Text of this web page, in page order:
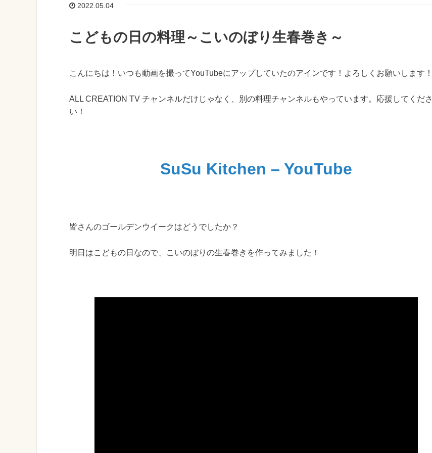
2022.05.04
こどもの日の料理～こいのぼり生春巻き～
こんにちは！いつも動画を撮ってYouTubeにアップしていたのアインです！よろしくお願いします！
ALL CREATION TV チャンネルだけじゃなく、別の料理チャンネルもやっています。応援してくださ
い！
SuSu Kitchen – YouTube
皆さんのゴールデンウイークはどうでしたか？
明日はこどもの日なので、こいのぼりの生春巻きを作ってみました！